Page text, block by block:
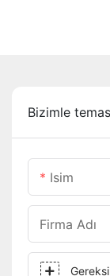
Bizimle
Isim
Firma Adı